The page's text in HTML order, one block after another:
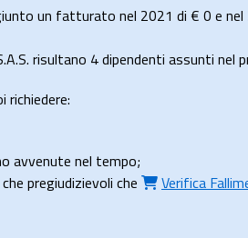
un fatturato nel 2021 di € 0 e
risultano 4 dipendenti assunti nel
richiedere:
avvenute nel tempo;
pregiudizievoli che Verifica